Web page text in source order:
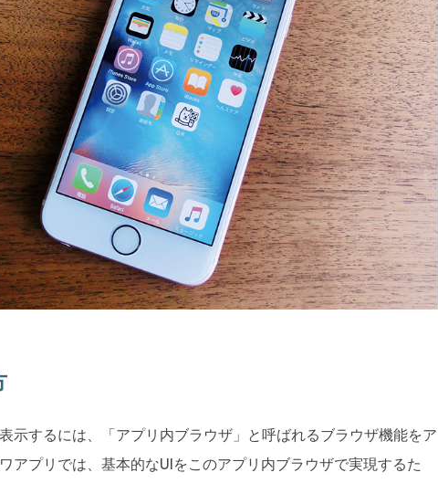
示するには、「アプリ内ブラウザ」と呼ばれるブラウザ機能をア
アプリでは、基本的なUIをこのアプリ内ブラウザで実現するた